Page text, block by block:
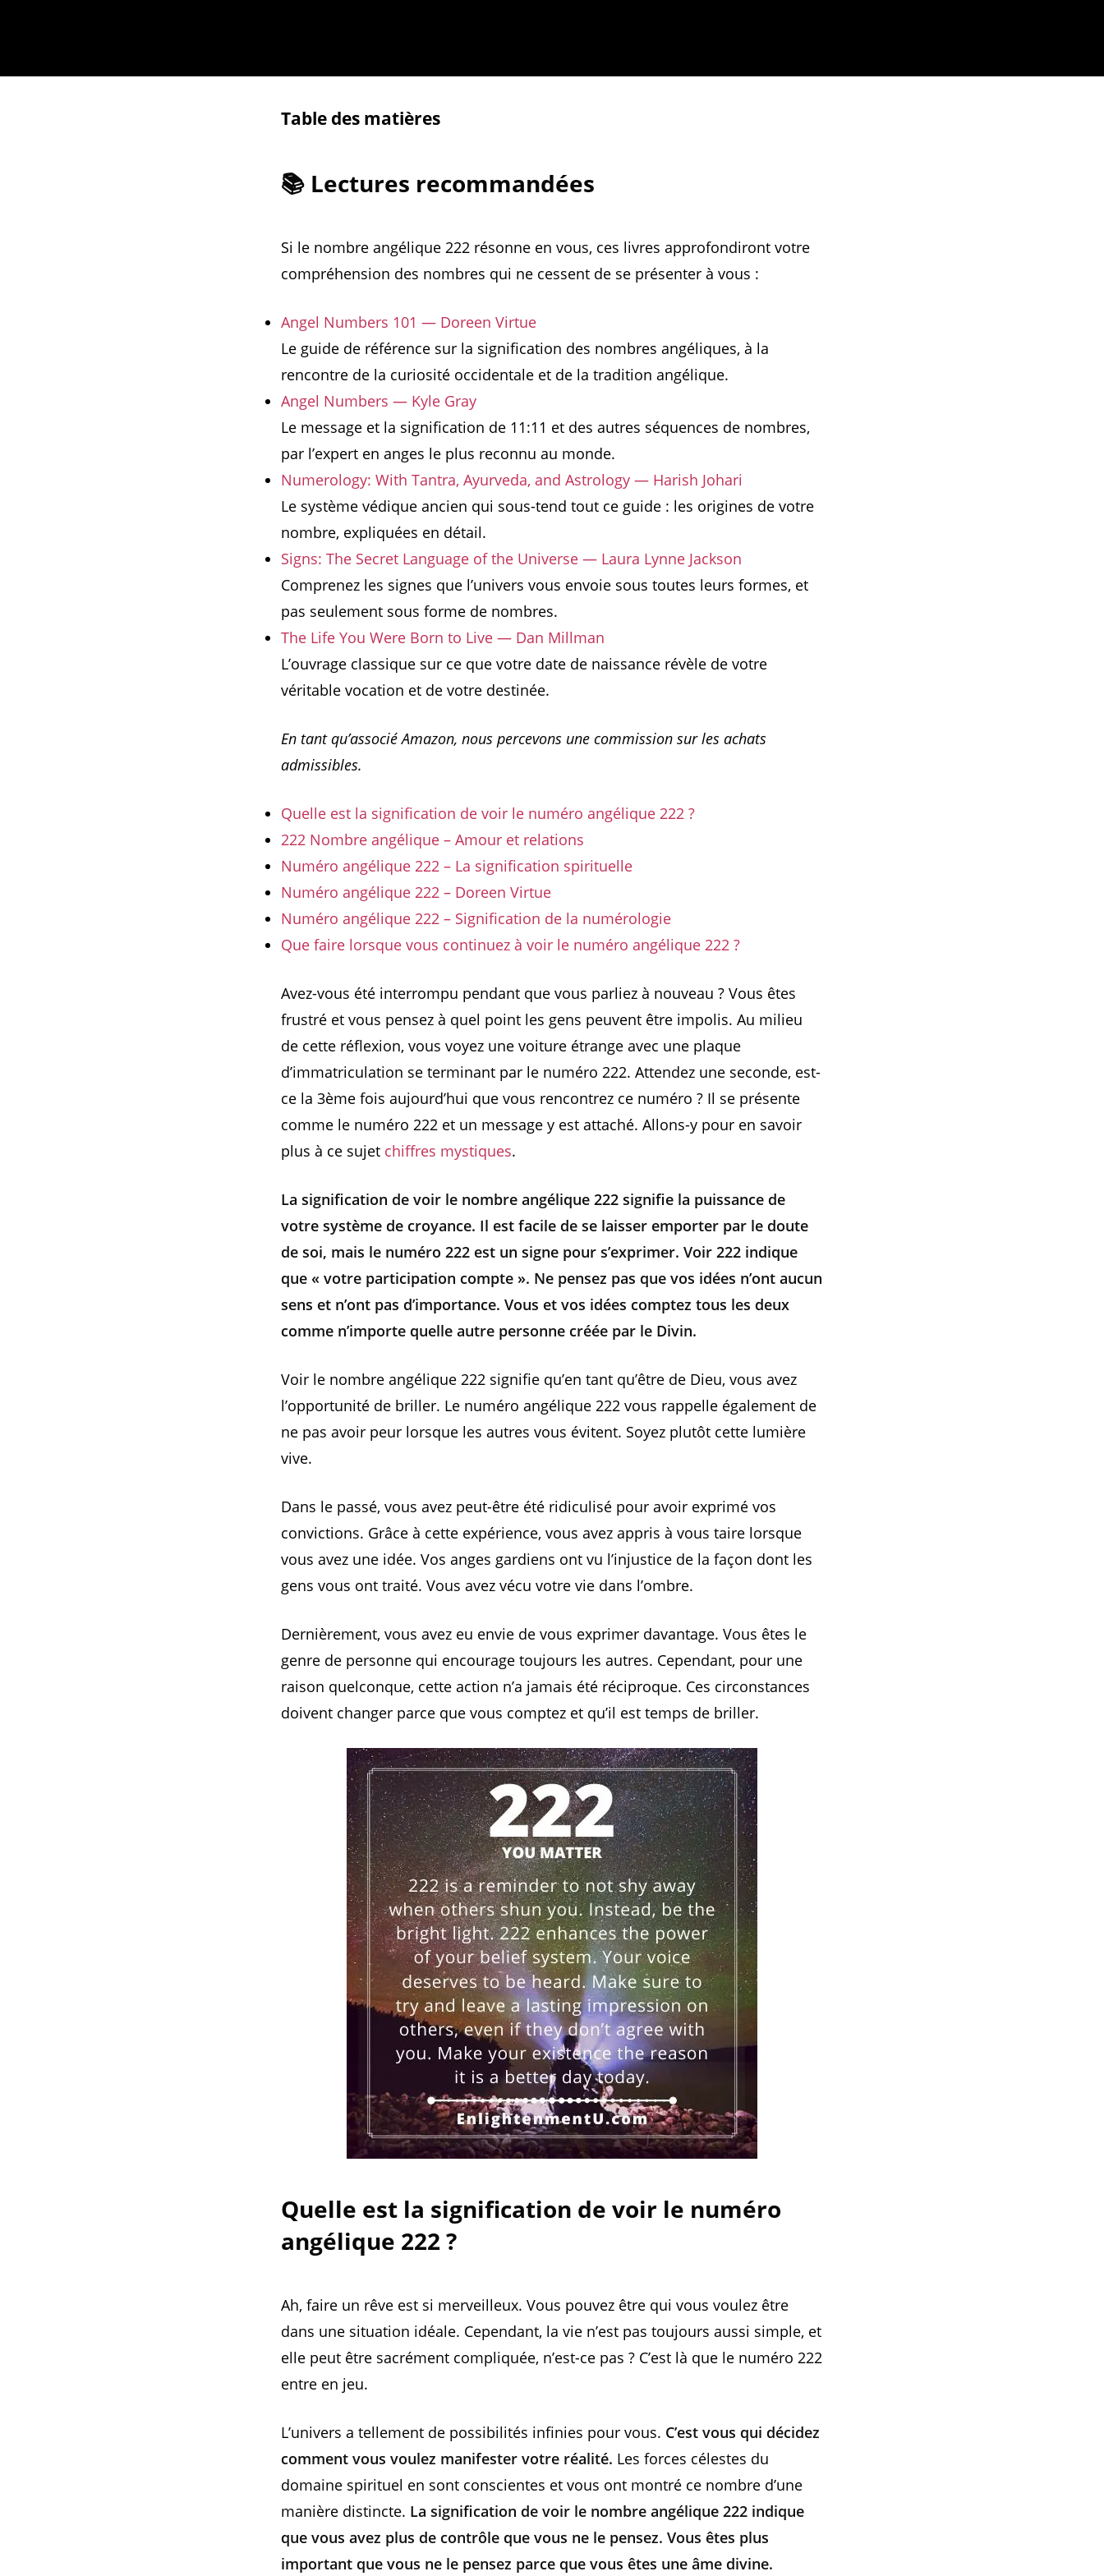
Table des matières
📚 Lectures recommandées
Si le nombre angélique 222 résonne en vous, ces livres approfondiront votre
compréhension des nombres qui ne cessent de se présenter à vous :
Angel Numbers 101 — Doreen Virtue
Le guide de référence sur la signification des nombres angéliques, à la
rencontre de la curiosité occidentale et de la tradition angélique.
Angel Numbers — Kyle Gray
Le message et la signification de 11:11 et des autres séquences de nombres,
par l’expert en anges le plus reconnu au monde.
Numerology: With Tantra, Ayurveda, and Astrology — Harish Johari
Le système védique ancien qui sous-tend tout ce guide : les origines de votre
nombre, expliquées en détail.
Signs: The Secret Language of the Universe — Laura Lynne Jackson
Comprenez les signes que l’univers vous envoie sous toutes leurs formes, et
pas seulement sous forme de nombres.
The Life You Were Born to Live — Dan Millman
L’ouvrage classique sur ce que votre date de naissance révèle de votre
véritable vocation et de votre destinée.
En tant qu’associé Amazon, nous percevons une commission sur les achats
admissibles.
Quelle est la signification de voir le numéro angélique 222 ?
222 Nombre angélique – Amour et relations
Numéro angélique 222 – La signification spirituelle
Numéro angélique 222 – Doreen Virtue
Numéro angélique 222 – Signification de la numérologie
Que faire lorsque vous continuez à voir le numéro angélique 222 ?
Avez-vous été interrompu pendant que vous parliez à nouveau ? Vous êtes
frustré et vous pensez à quel point les gens peuvent être impolis. Au milieu
de cette réflexion, vous voyez une voiture étrange avec une plaque
d’immatriculation se terminant par le numéro 222. Attendez une seconde, est-
ce la 3ème fois aujourd’hui que vous rencontrez ce numéro ? Il se présente
comme le numéro 222 et un message y est attaché. Allons-y pour en savoir
plus à ce sujet chiffres mystiques.
La signification de voir le nombre angélique 222 signifie la puissance de
votre système de croyance. Il est facile de se laisser emporter par le doute
de soi, mais le numéro 222 est un signe pour s’exprimer. Voir 222 indique
que « votre participation compte ». Ne pensez pas que vos idées n’ont aucun
sens et n’ont pas d’importance. Vous et vos idées comptez tous les deux
comme n’importe quelle autre personne créée par le Divin.
Voir le nombre angélique 222 signifie qu’en tant qu’être de Dieu, vous avez
l’opportunité de briller. Le numéro angélique 222 vous rappelle également de
ne pas avoir peur lorsque les autres vous évitent. Soyez plutôt cette lumière
vive.
Dans le passé, vous avez peut-être été ridiculisé pour avoir exprimé vos
convictions. Grâce à cette expérience, vous avez appris à vous taire lorsque
vous avez une idée. Vos anges gardiens ont vu l’injustice de la façon dont les
gens vous ont traité. Vous avez vécu votre vie dans l’ombre.
Dernièrement, vous avez eu envie de vous exprimer davantage. Vous êtes le
genre de personne qui encourage toujours les autres. Cependant, pour une
raison quelconque, cette action n’a jamais été réciproque. Ces circonstances
doivent changer parce que vous comptez et qu’il est temps de briller.
Quelle est la signification de voir le numéro
angélique 222 ?
Ah, faire un rêve est si merveilleux. Vous pouvez être qui vous voulez être
dans une situation idéale. Cependant, la vie n’est pas toujours aussi simple, et
elle peut être sacrément compliquée, n’est-ce pas ? C’est là que le numéro 222
entre en jeu.
L’univers a tellement de possibilités infinies pour vous. C’est vous qui décidez
comment vous voulez manifester votre réalité. Les forces célestes du
domaine spirituel en sont conscientes et vous ont montré ce nombre d’une
manière distincte. La signification de voir le nombre angélique 222 indique
que vous avez plus de contrôle que vous ne le pensez. Vous êtes plus
important que vous ne le pensez parce que vous êtes une âme divine.